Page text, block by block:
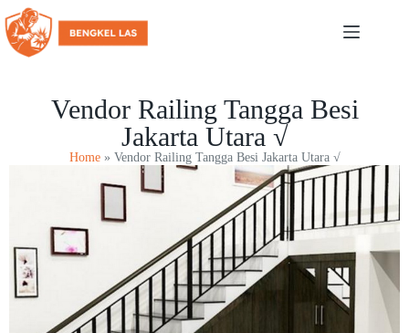
Vendor Railing Tangga Besi
Jakarta Utara √
Home» Vendor Railing Tangga Besi Jakarta Utara √